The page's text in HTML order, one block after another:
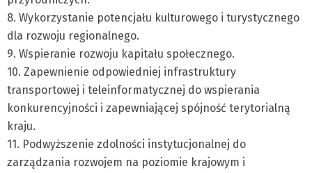
8. Wykorzystanie potencjału kulturowego i turystycznego
dla rozwoju regionalnego.
9. Wspieranie rozwoju kapitału społecznego.
10. Zapewnienie odpowiedniej infrastruktury
transportowej i teleinformatycznej do wspierania
konkurencyjności i zapewniającej spójność terytorialną
kraju.
11. Podwyższenie zdolności instytucjonalnej do
zarządzania rozwojem na poziomie krajowym i